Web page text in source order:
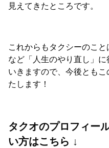
見えてきたところです。
これからもタクシーのこ
など「人生のやり直し」
いきますので、今後とも
たします！
タクオのプロフィー
い方はこちら ↓